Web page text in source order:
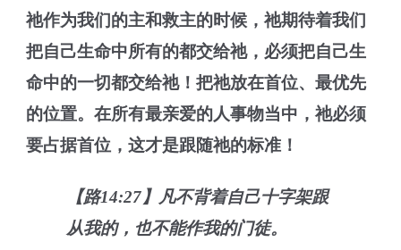
祂作为我们的主和救主的时候，祂期待着我们
把自己生命中所有的都交给祂，必须把自己生
命中的一切都交给祂！把祂放在首位、最优先
的位置。在所有最亲爱的人事物当中，祂必须
要占据首位，这才是跟随祂的标准！
【路14:27】凡不背着自己十字架跟
从我的，也不能作我的门徒。